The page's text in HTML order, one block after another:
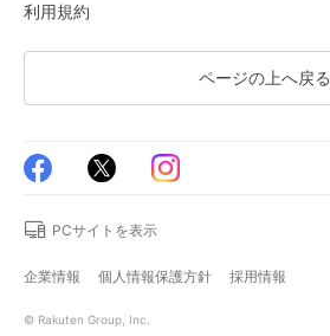
利用規約
ページの上へ戻る
PCサイトを表示
企業情報 個人情報保護方針 採用情報
© Rakuten Group, Inc.